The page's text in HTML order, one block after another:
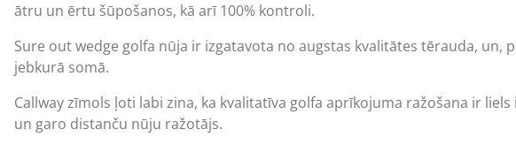
ātru un ērtu šūpošanos, kā arī 100% kontroli.
Sure out wedge golfa nūja ir izgatavota no augstas kvalitātes tērauda,
jebkurā somā.
Callway zīmols ļoti labi zina, ka kvalitatīva golfa aprīkojuma ražošana ir
un garo distanču nūju ražotājs.